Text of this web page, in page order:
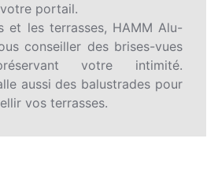
portail.
et les terrasses, HAMM Alu-
conseiller des brises-vues
votre intimité.
aussi des balustrades pour
vos terrasses.